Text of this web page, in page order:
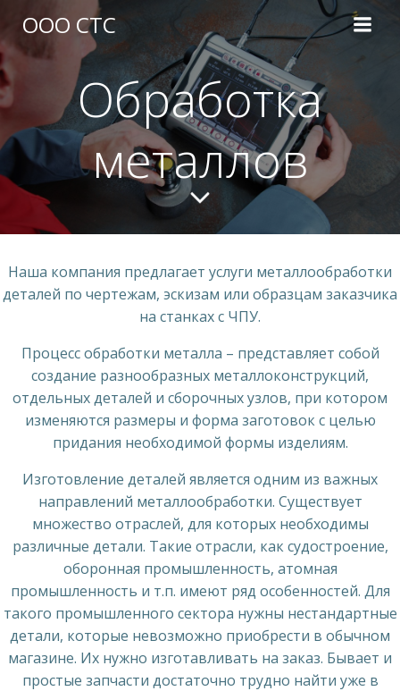
Перейти
к
содержимому
ООО СТС
Обработка
металлов
Наша компания предлагает услуги металлообработки
деталей по чертежам, эскизам или образцам заказчика
на станках с ЧПУ.
Процесс обработки металла – представляет собой
создание разнообразных металлоконструкций,
отдельных деталей и сборочных узлов, при котором
изменяются размеры и форма заготовок с целью
придания необходимой формы изделиям.
Изготовление деталей является одним из важных
направлений металлообработки. Существует
множество отраслей, для которых необходимы
различные детали. Такие отрасли, как судостроение,
оборонная промышленность, атомная
промышленность и т.п. имеют ряд особенностей. Для
такого промышленного сектора нужны нестандартные
детали, которые невозможно приобрести в обычном
магазине. Их нужно изготавливать на заказ. Бывает и
простые запчасти достаточно трудно найти уже в